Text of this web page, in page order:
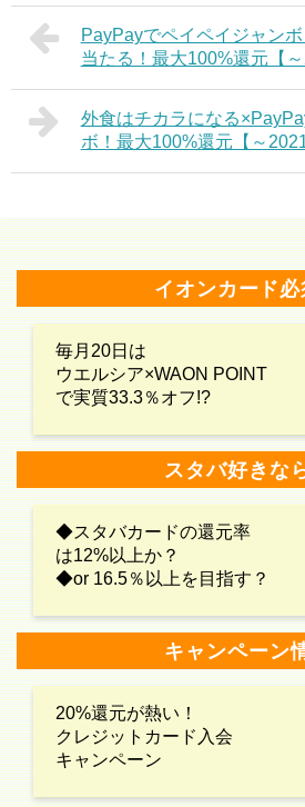
PayPayでペイペイジャン
当たる！最大100%還元【～
外食はチカラになる
ボ！最大100%還元【～
イオンカード
毎月20日は
ウエルシア×WAON POINT
で実質33.3％オフ!?
スタバ好きな
◆スタバカードの還元率
は12%以上か？
◆or 16.5％以上を目指す？
キャンペーン
20%還元が熱い！
クレジットカード入会
キャンペーン